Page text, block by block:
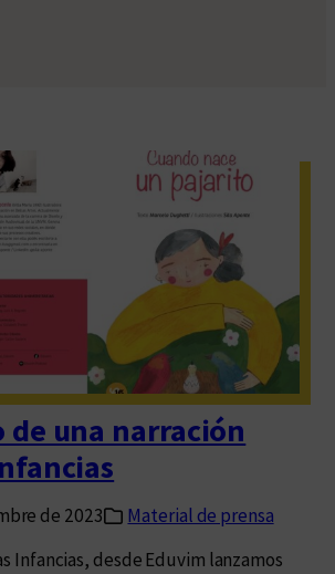
una narración
de 2023
Material de prensa
Infancias, desde Eduvim lanzamos